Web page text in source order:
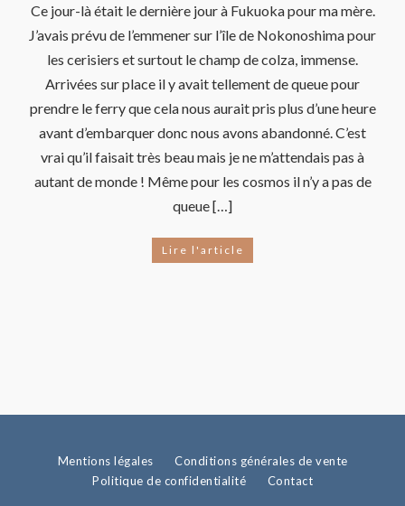
Ce jour-là était le dernière jour à Fukuoka pour ma mère.
J’avais prévu de l’emmener sur l’île de Nokonoshima pour
les cerisiers et surtout le champ de colza, immense.
Arrivées sur place il y avait tellement de queue pour
prendre le ferry que cela nous aurait pris plus d’une heure
avant d’embarquer donc nous avons abandonné. C’est
vrai qu’il faisait très beau mais je ne m’attendais pas à
autant de monde ! Même pour les cosmos il n’y a pas de
queue […]
Lire l'article
Mentions légales
Conditions générales de vente
Politique de confidentialité
Contact